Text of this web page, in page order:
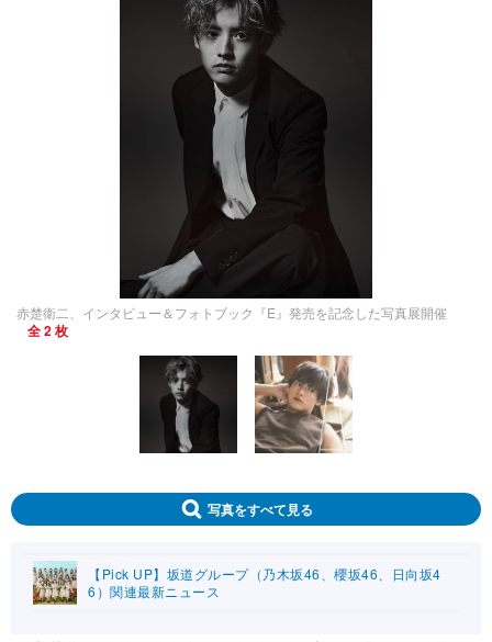
赤楚衛二、インタビュー＆フォトブック『E』発売を記念した写真展開催
全 2 枚
写真をすべて見る
【Pick UP】坂道グループ（乃木坂46、櫻坂46、日向坂4
6）関連最新ニュース